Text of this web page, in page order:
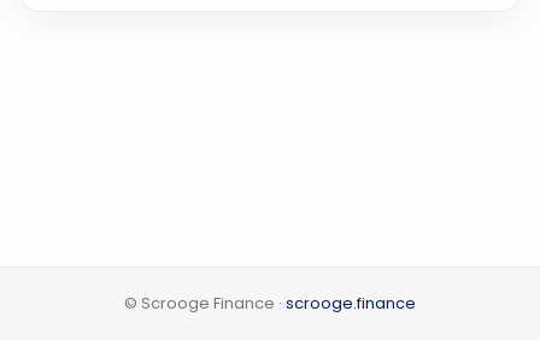
© Scrooge Finance · scrooge.finance